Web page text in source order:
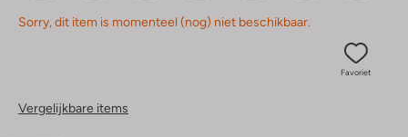
Sorry, dit item is momenteel (nog) niet beschikbaar.
Favoriet
Vergelijkbare items